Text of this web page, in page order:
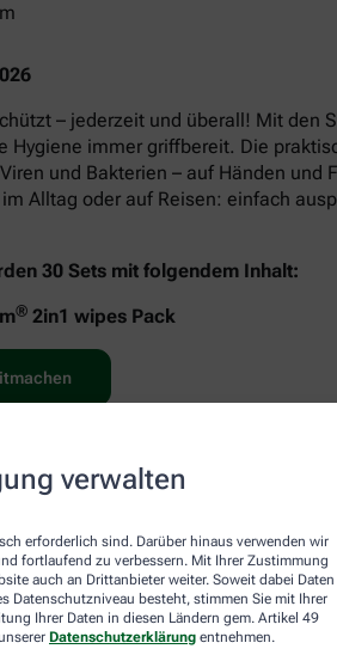
verwalten
erforderlich sind. Darüber hinaus verwenden wir
fortlaufend zu verbessern. Mit Ihrer Zustimmung
auch an Drittanbieter weiter. Soweit dabei Daten
Datenschutzniveau besteht, stimmen Sie mit Ihrer
Ihrer Daten in diesen Ländern gem. Artikel 49
Datenschutzerklärung entnehmen.
– jederzeit und überall! Mit den
Hygiene immer griffbereit. Die
und Bakterien – auf Händen und
Alltag oder auf Reisen: einfach
30 Sets mit folgendem Inhalt:
® 2in1 wipes Pack